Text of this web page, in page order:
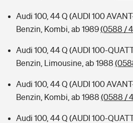
Audi 100, 44 Q (AUDI 100
Benzin, Kombi, ab 1989(0588 /
Audi 100, 44 Q (AUDI 100-
Benzin, Limousine, ab 1988
Audi 100, 44 Q (AUDI 100
Benzin, Kombi, ab 1988 (0588 /
Audi 100, 44 Q (AUDI 100-